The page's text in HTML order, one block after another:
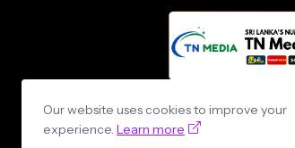
Design by -
Our website uses cookies to improve your
experience. Learn more